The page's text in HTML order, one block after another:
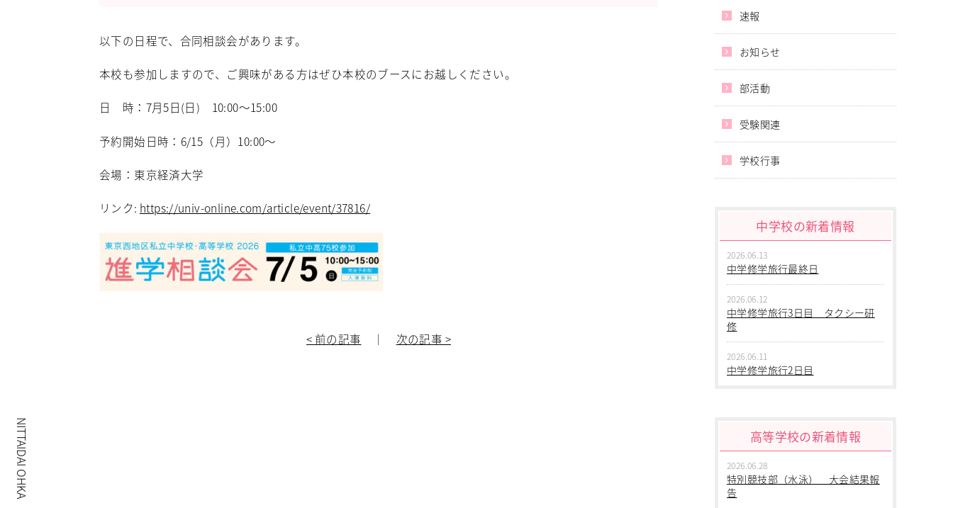
NITTAIDAI OHKA
以下の日程で、合同相談会があります。
本校も参加しますので、ご興味がある方はぜひ本校のブースにお越しください。
日 時：7月5日(日) 10:00～15:00
予約開始日時：6/15（月）10:00～
会場：東京経済大学
リンク: https://univ-online.com/article/event/37816/
< 前の記事 ｜ 次の記事 >
速報
お知らせ
部活動
受験関連
学校行事
中学校の新着情報
2026.06.13
中学修学旅行最終日
2026.06.12
中学修学旅行3日目 タクシー研
修
2026.06.11
中学修学旅行2日目
中学２年生 校外学習
2026.06.09
高等学校の新着情報
2026.06.28
特別競技部（水泳） 大会結果報
告